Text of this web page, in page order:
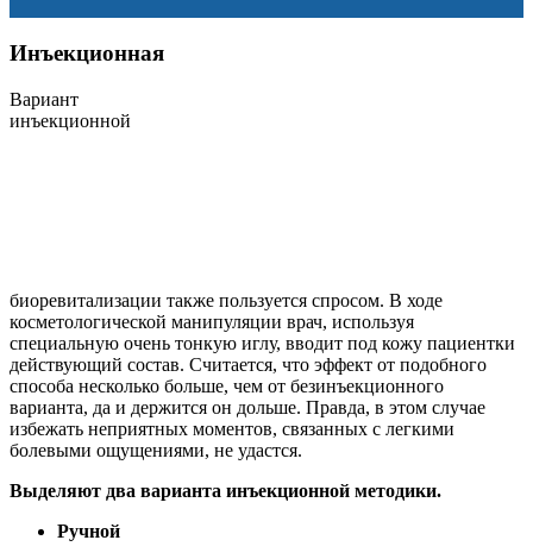
Инъекционная
Вариант
инъекционной
биоревитализации также пользуется спросом. В ходе
косметологической манипуляции врач, используя
специальную очень тонкую иглу, вводит под кожу пациентки
действующий состав. Считается, что эффект от подобного
способа несколько больше, чем от безинъекционного
варианта, да и держится он дольше. Правда, в этом случае
избежать неприятных моментов, связанных с легкими
болевыми ощущениями, не удастся.
Выделяют два варианта инъекционной методики.
Ручной